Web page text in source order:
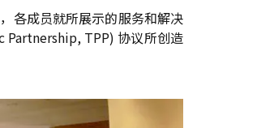
各成员就所展示的服务和解决
Partnership, TPP) 协议所创造